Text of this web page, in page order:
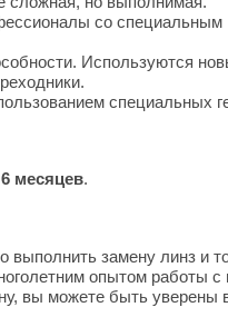
со специальным
Используются
специальных
месяцев.
замену линз и
опытом работы с
вы можете быть уверены